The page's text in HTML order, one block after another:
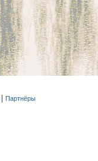
Партнёры